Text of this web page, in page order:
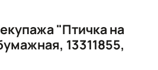
"Птичка на
13311855,